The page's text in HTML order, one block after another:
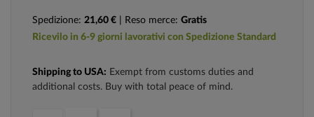
Spedizione: 21,60 € | Reso merce: Gratis
Ricevilo in 6-9 giorni lavorativi con Spedizione Standard
Shipping to USA: Exempt from customs duties and
additional costs. Buy with total peace of mind.